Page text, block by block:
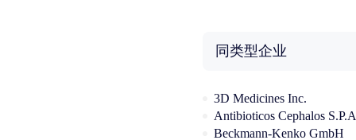
同类型企业
3D Medicines Inc.
Beckmann-Kenko GmbH